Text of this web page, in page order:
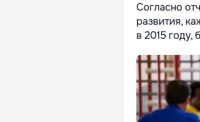
Согласно
развития,
в 2015